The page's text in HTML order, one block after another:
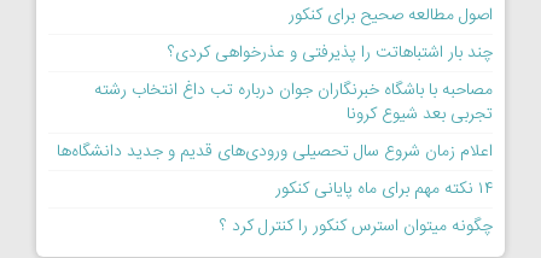
اصول مطالعه صحیح برای کنکور
چند بار اشتباهاتت را پذیرفتی و عذرخواهی کردی؟
مصاحبه با باشگاه خبرنگاران جوان درباره تب داغ انتخاب رشته
تجربی بعد شیوع کرونا
اعلام زمان شروع سال تحصیلی ورودی‌های قدیم و جدید دانشگاه‌ها
۱۴ نکته مهم برای ماه پایانی کنکور
چگونه میتوان استرس کنکور را کنترل کرد ؟